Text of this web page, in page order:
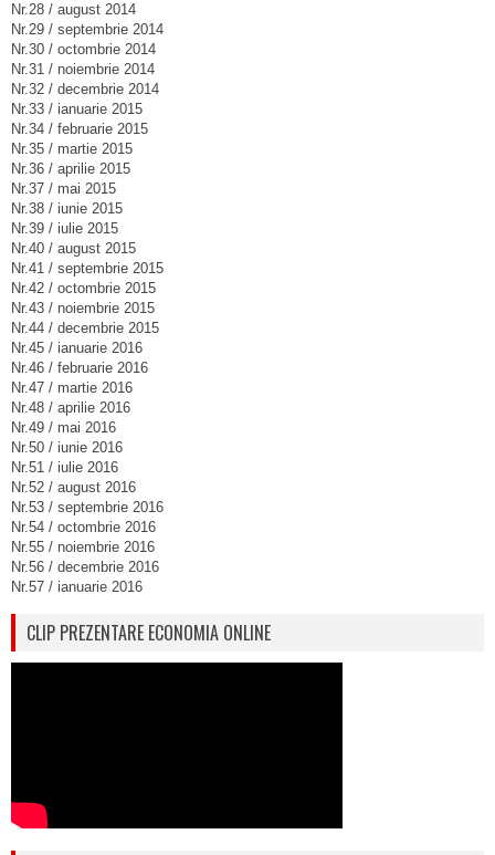
Nr.28 / august 2014
Nr.29 / septembrie 2014
Nr.30 / octombrie 2014
Nr.31 / noiembrie 2014
Nr.32 / decembrie 2014
Nr.33 / ianuarie 2015
Nr.34 / februarie 2015
Nr.35 / martie 2015
Nr.36 / aprilie 2015
Nr.37 / mai 2015
Nr.38 / iunie 2015
Nr.39 / iulie 2015
Nr.40 / august 2015
Nr.41 / septembrie 2015
Nr.42 / octombrie 2015
Nr.43 / noiembrie 2015
Nr.44 / decembrie 2015
Nr.45 / ianuarie 2016
Nr.46 / februarie 2016
Nr.47 / martie 2016
Nr.48 / aprilie 2016
Nr.49 / mai 2016
Nr.50 / iunie 2016
Nr.51 / iulie 2016
Nr.52 / august 2016
Nr.53 / septembrie 2016
Nr.54 / octombrie 2016
Nr.55 / noiembrie 2016
Nr.56 / decembrie 2016
Nr.57 / ianuarie 2016
CLIP PREZENTARE ECONOMIA ONLINE